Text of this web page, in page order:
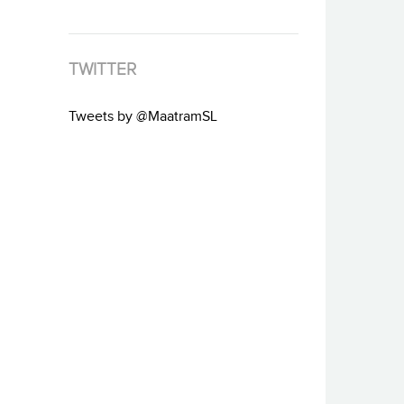
TWITTER
Tweets by @MaatramSL